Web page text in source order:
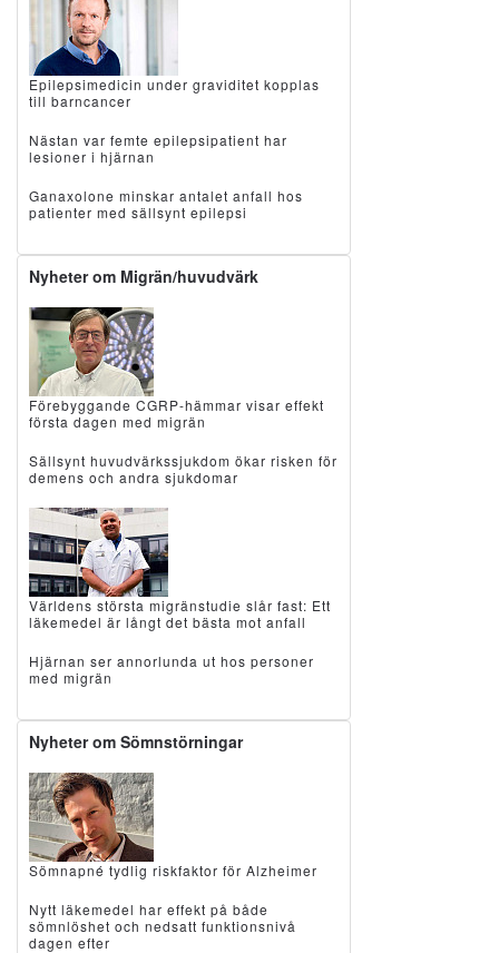
Epilepsimedicin under graviditet kopplas
till barncancer
Nästan var femte epilepsipatient har
lesioner i hjärnan
Ganaxolone minskar antalet anfall hos
patienter med sällsynt epilepsi
Nyheter om Migrän/huvudvärk
Förebyggande CGRP-hämmar visar effekt
första dagen med migrän
Sällsynt huvudvärkssjukdom ökar risken för
demens och andra sjukdomar
Världens största migränstudie slår fast: Ett
läkemedel är långt det bästa mot anfall
Hjärnan ser annorlunda ut hos personer
med migrän
Nyheter om Sömnstörningar
Sömnapné tydlig riskfaktor för Alzheimer
Nytt läkemedel har effekt på både
sömnlöshet och nedsatt funktionsnivå
dagen efter